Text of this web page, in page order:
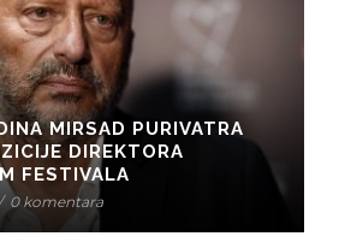
MIRSAD PURIVATRA
DIREKTORA
FESTIVALA
/ 0 komentara